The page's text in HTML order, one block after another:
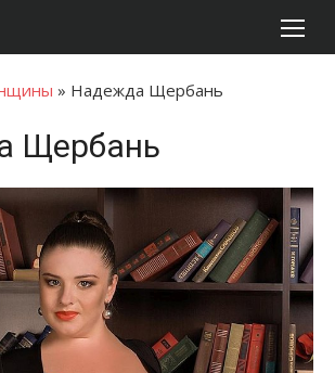
» Надежда Щербань
Щербань